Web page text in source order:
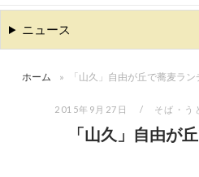
キ
ッ
ニュース
ホーム » 「山久」自由が丘で蕎麦ラン
2015年9月27日 そば・う
「山久」自由が